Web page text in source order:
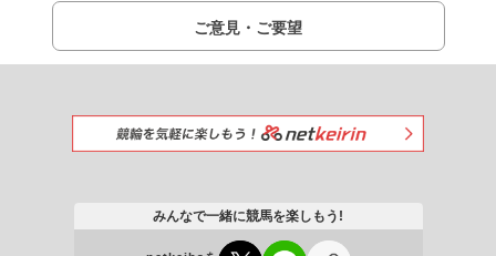
ご意見・ご要望
みんなで一緒に競馬を楽しもう!